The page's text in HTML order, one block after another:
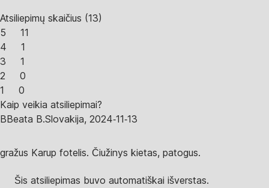
Atsiliepimų skaičius (13)
5
11
4
1
3
1
2
0
1
0
Kaip veikia atsiliepimai?
BBeata B.Slovakija, 2024‑11‑13
gražus Karup fotelis. Čiužinys kietas, patogus.
Šis atsiliepimas buvo automatiškai išverstas.